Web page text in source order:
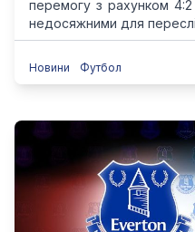
перемогу з рахунком
недосяжними для
Новини Футбол